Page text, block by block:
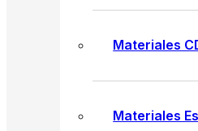
Materiales
Materiales